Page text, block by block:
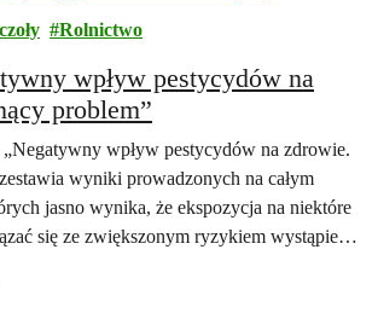
Rolnictwo
wpływ pestycydów na
problem”
„Negatywny wpływ pestycydów na zdrowie.
wyniki prowadzonych na całym
jasno wynika, że ekspozycja na niektóre
się ze zwiększonym ryzykiem wystąpienia
neurodegeneracyjnych, np. choroby
zaburzeń układu hormonalnego a także z